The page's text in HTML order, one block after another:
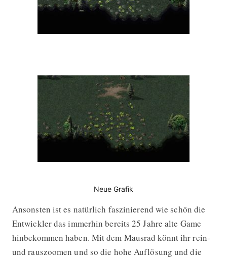
Neue Grafik
Ansonsten ist es natürlich faszinierend wie schön die
Entwickler das immerhin bereits 25 Jahre alte Game
hinbekommen haben. Mit dem Mausrad könnt ihr rein-
und rauszoomen und so die hohe Auflösung und die